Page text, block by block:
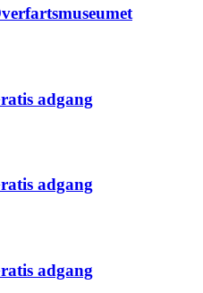
adgang
adgang
adgang